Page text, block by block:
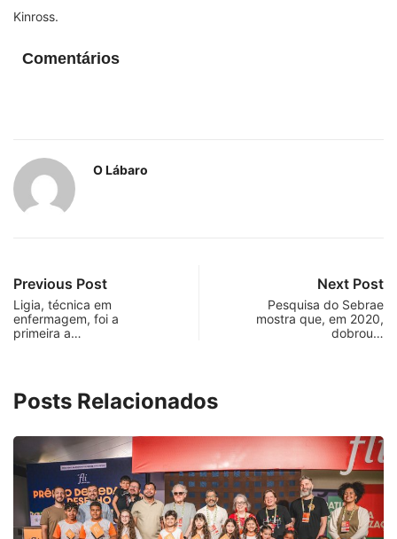
Kinross.
Comentários
O Lábaro
Previous Post
Ligia, técnica em
enfermagem, foi a
primeira a…
Next Post
Pesquisa do Sebrae
mostra que, em 2020,
dobrou…
Posts Relacionados